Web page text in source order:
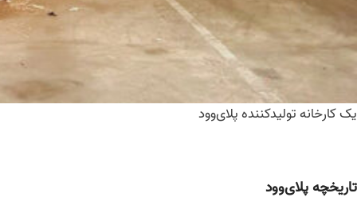
یک کارخانه تولیدکننده پلای‌وود
تاریخچه پلای‌وود